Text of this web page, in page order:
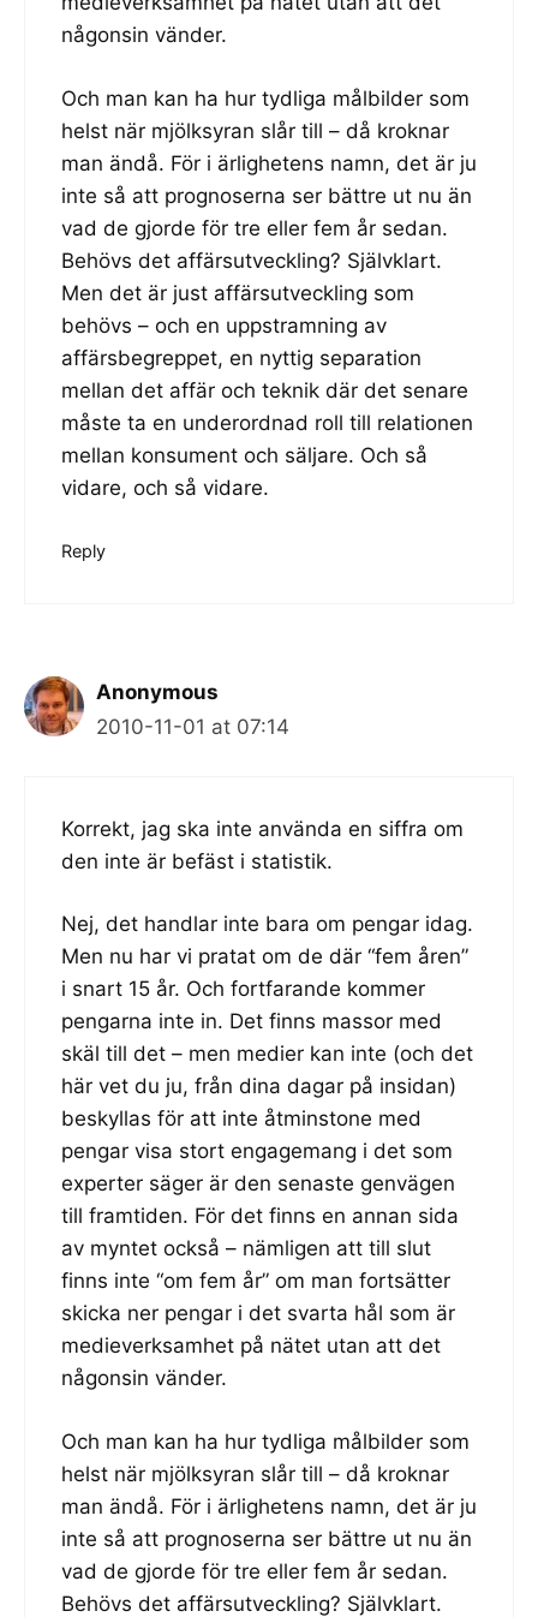
någonsin vänder.
Och man kan ha hur tydliga målbilder som
helst när mjölksyran slår till – då kroknar
man ändå. För i ärlighetens namn, det är ju
inte så att prognoserna ser bättre ut nu än
vad de gjorde för tre eller fem år sedan.
Behövs det affärsutveckling? Självklart.
Men det är just affärsutveckling som
behövs – och en uppstramning av
affärsbegreppet, en nyttig separation
mellan det affär och teknik där det senare
måste ta en underordnad roll till relationen
mellan konsument och säljare. Och så
vidare, och så vidare.
Reply
Anonymous
2010-11-01 at 07:14
Korrekt, jag ska inte använda en siffra om
den inte är befäst i statistik.
Nej, det handlar inte bara om pengar idag.
Men nu har vi pratat om de där “fem åren”
i snart 15 år. Och fortfarande kommer
pengarna inte in. Det finns massor med
skäl till det – men medier kan inte (och det
här vet du ju, från dina dagar på insidan)
beskyllas för att inte åtminstone med
pengar visa stort engagemang i det som
experter säger är den senaste genvägen
till framtiden. För det finns en annan sida
av myntet också – nämligen att till slut
finns inte “om fem år” om man fortsätter
skicka ner pengar i det svarta hål som är
medieverksamhet på nätet utan att det
någonsin vänder.
Och man kan ha hur tydliga målbilder som
helst när mjölksyran slår till – då kroknar
man ändå. För i ärlighetens namn, det är ju
inte så att prognoserna ser bättre ut nu än
vad de gjorde för tre eller fem år sedan.
Behövs det affärsutveckling? Självklart.